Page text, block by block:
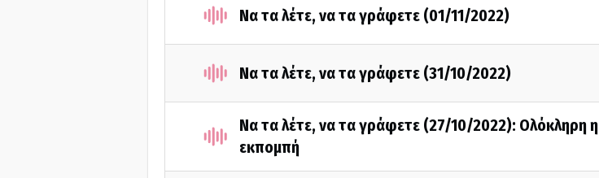
Να τα λέτε, να τα γράφετε (01/11/2022)
Να τα λέτε, να τα γράφετε (31/10/2022)
Να τα λέτε, να τα γράφετε (27/10/2022): Ολόκληρη η
εκπομπή